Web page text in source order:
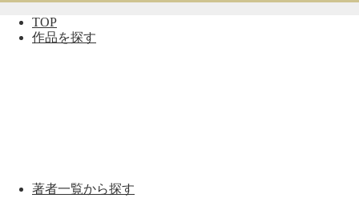
TOP
作品を探す
著者一覧から探す